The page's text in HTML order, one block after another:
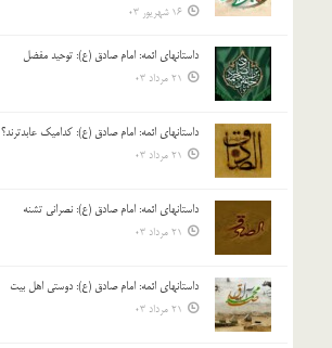
16 شهریور 03
داستانهای ائمه: امام صادق (ع): توحید مفضل
21 مرداد 03
داستانهای ائمه: امام صادق (ع): کدامیک عابدترند؟
21 مرداد 03
داستانهای ائمه: امام صادق (ع): نصرانی تشنه
21 مرداد 03
داستانهای ائمه: امام صادق (ع): دوستی اهل بیت
21 مرداد 03